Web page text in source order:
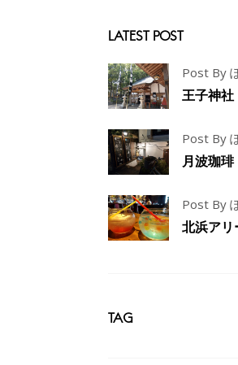
LATEST POST
Post By
王子神社
Post By
月波珈琲
Post By
北浜アリ
TAG